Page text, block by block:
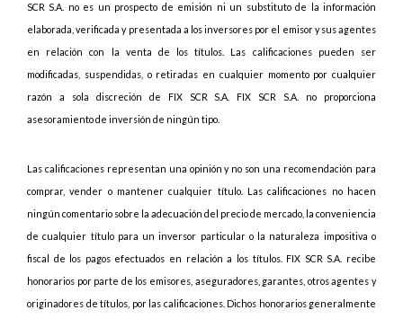
SCR S.A. no es un prospecto de emisión ni un substituto de la información
elaborada, verificada y presentada a los inversores por el emisor y sus agentes
en relación con la venta de los títulos. Las calificaciones pueden ser
modificadas, suspendidas, o retiradas en cualquier momento por cualquier
razón a sola discreción de FIX SCR S.A. FIX SCR S.A. no proporciona
asesoramiento de inversión de ningún tipo.
Las calificaciones representan una opinión y no son una recomendación para
comprar, vender o mantener cualquier título. Las calificaciones no hacen
ningún comentario sobre la adecuación del precio de mercado, la conveniencia
de cualquier título para un inversor particular o la naturaleza impositiva o
fiscal de los pagos efectuados en relación a los títulos. FIX SCR S.A. recibe
honorarios por parte de los emisores, aseguradores, garantes, otros agentes y
originadores de títulos, por las calificaciones. Dichos honorarios generalmente